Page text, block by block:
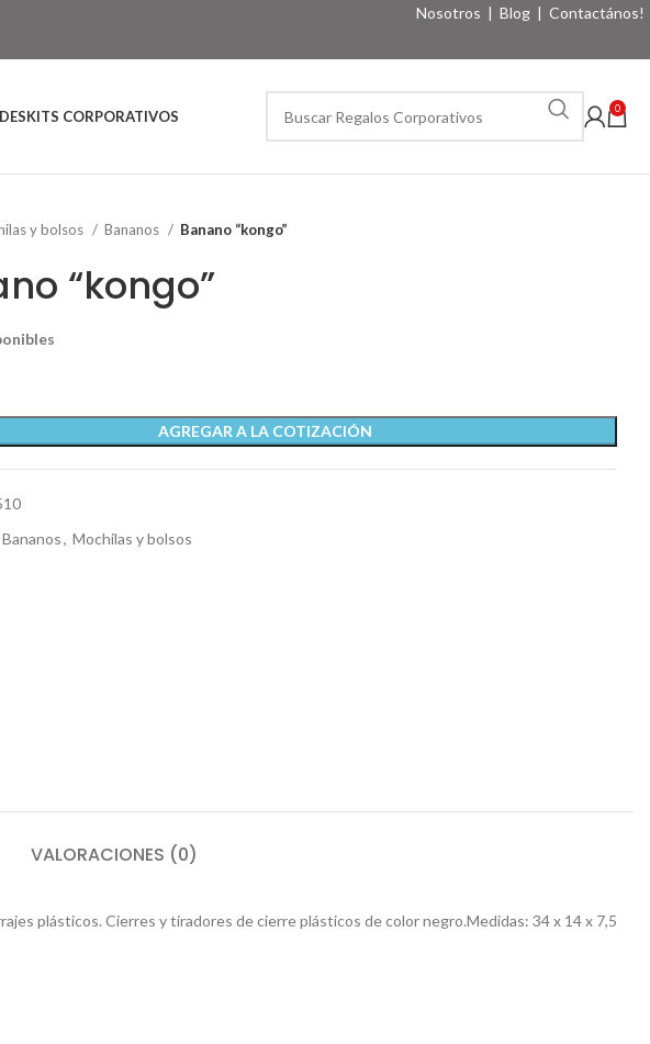
Nosotros | Blog | Contactános!
KITS CORPORATIVOS 0
y bolsos Bananos Banano “kongo”
“kongo”
AGREGAR A LA COTIZACIÓN
Bananos, Mochilas y bolsos
VALORACIONES (0)
plásticos. Cierres y tiradores de cierre plásticos de color negro.Medidas: 34 x 14 x 7,5